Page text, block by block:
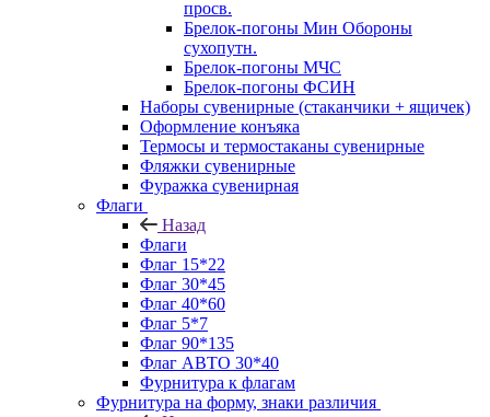
просв.
Брелок-погоны Мин Обороны
сухопутн.
Брелок-погоны МЧС
Брелок-погоны ФСИН
Наборы сувенирные (стаканчики + ящичек)
Оформление конъяка
Термосы и термостаканы сувенирные
Фляжки сувенирные
Фуражка сувенирная
Флаги
Назад
Флаги
Флаг 15*22
Флаг 30*45
Флаг 40*60
Флаг 5*7
Флаг 90*135
Флаг АВТО 30*40
Фурнитура к флагам
Фурнитура на форму, знаки различия